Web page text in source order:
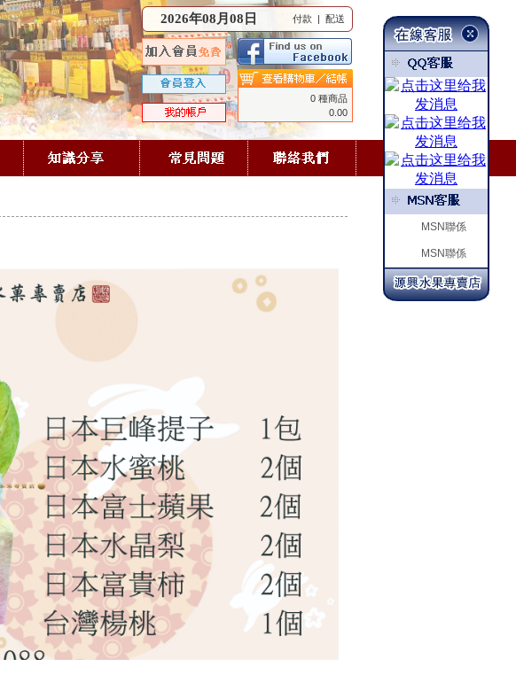
2026年08月08日 付款 | 配送
0 種商品
0.00
MSN聯係
MSN聯係